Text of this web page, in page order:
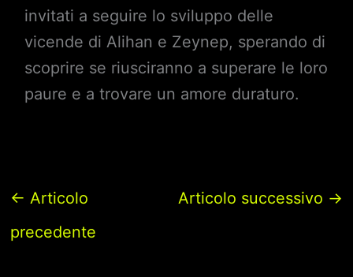
invitati a seguire lo sviluppo delle
vicende di Alihan e Zeynep, sperando di
scoprire se riusciranno a superare le loro
paure e a trovare un amore duraturo.
← Articolo
precedente
Articolo successivo →